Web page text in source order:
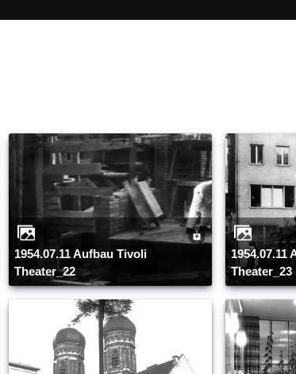
1954.07.11 Aufbau Tivoli
Theater_22
1954.07.11 Aufbau Tivoli
Theater_23